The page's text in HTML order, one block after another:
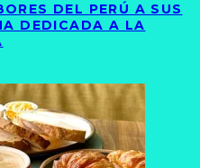
DEL PERÚ A SUS
DEDICADA A LA